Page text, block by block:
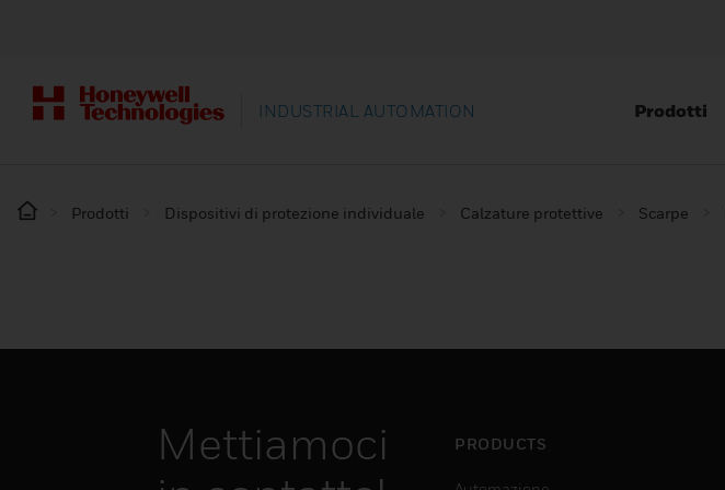
INDUSTRIAL AUTOMATION Prodotti
Prodotti Dispositivi di protezione individuale Calzature protettive Scarpe
Mettiamoci
PRODUCTS